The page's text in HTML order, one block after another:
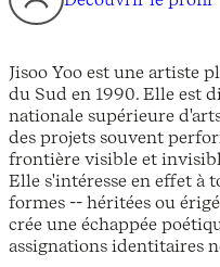
Jisoo Yoo est une artiste
du Sud en 1990. Elle est
nationale supérieure
des projets souvent
frontière visible et
Elle s'intéresse en effet à
formes -- héritées ou
crée une échappée
assignations identitaires